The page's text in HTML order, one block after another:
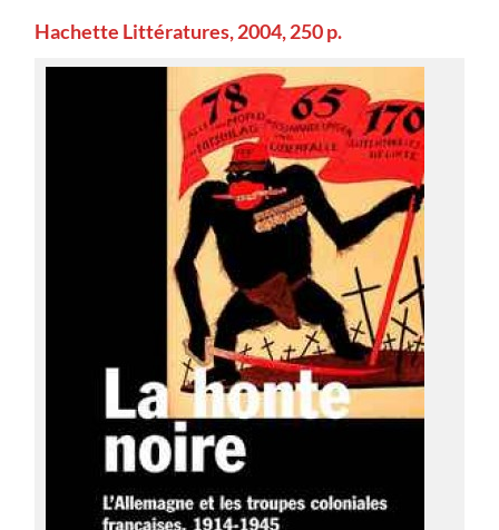
Hachette Littératures, 2004, 250 p.